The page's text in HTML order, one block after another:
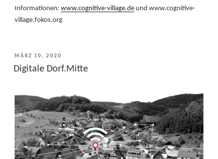
Informationen: www.cognitive-village.de und www.cognitive-
village.fokos.org
VERÖFFENTLICHT
AM
MÄRZ 10, 2020
Digitale Dorf.Mitte